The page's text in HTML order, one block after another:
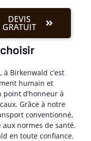
DEVIS
GRATUIT
à Birkenwald c’est
humain et
d’honneur à
Grâce à notre
conventionné,
normes de santé.
en toute confiance.